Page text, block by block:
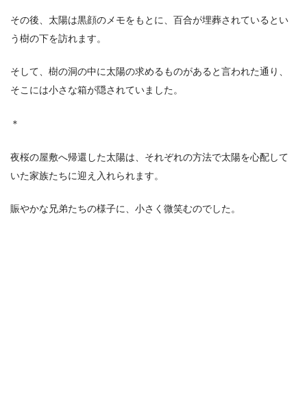
その後、太陽は黒顔のメモをもとに、百合が埋葬されているとい
う樹の下を訪れます。
そして、樹の洞の中に太陽の求めるものがあると言われた通り、
そこには小さな箱が隠されていました。
＊
夜桜の屋敷へ帰還した太陽は、それぞれの方法で太陽を心配して
いた家族たちに迎え入れられます。
賑やかな兄弟たちの様子に、小さく微笑むのでした。